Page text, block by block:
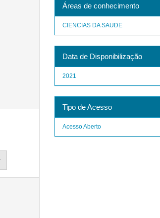
Áreas de conhecimento
CIENCIAS DA SAUDE
Data de Disponibilização
2021
Tipo de Acesso
Acesso Aberto